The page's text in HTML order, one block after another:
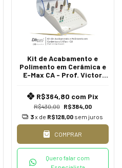
Kit de Acabamento e
Polimento em Cerâmica e
E-Max CA - Prof. Victor
R$430,00 R$384,00
R$364,80 com Pix
3x de R$128,00 sem juros
COMPRAR
Quero falar com